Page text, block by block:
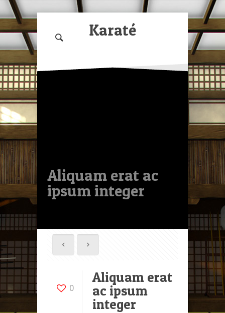
Karaté
Aliquam erat ac
ipsum integer
0
Aliquam erat
ac ipsum
integer